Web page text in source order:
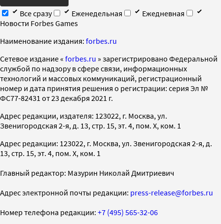
Все сразу
Еженедельная
Ежедневная
Новости Forbes Games
Наименование издания: forbes.ru
Cетевое издание « forbes.ru » зарегистрировано Федеральной
службой по надзору в сфере связи, информационных
технологий и массовых коммуникаций, регистрационный
номер и дата принятия решения о регистрации: серия Эл №
ФС77-82431 от 23 декабря 2021 г.
Адрес редакции, издателя: 123022, г. Москва, ул.
Звенигородская 2-я, д. 13, стр. 15, эт. 4, пом. X, ком. 1
Адрес редакции: 123022, г. Москва, ул. Звенигородская 2-я, д.
13, стр. 15, эт. 4, пом. X, ком. 1
Главный редактор: Мазурин Николай Дмитриевич
Адрес электронной почты редакции: press-release@forbes.ru
Номер телефона редакции: +7 (495) 565-32-06